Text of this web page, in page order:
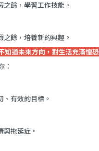
之餘，學習工作技能。
之餘，培養新的興趣。
知道未來方向，對生活充滿惶恐
：
、有效的目標。
與拖延症。